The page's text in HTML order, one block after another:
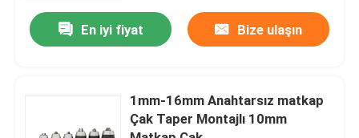
Bir teklif isteği
SK Alet Tutucu
En iyi fiyat Bize ulaşın
1mm-16mm Anahtarsız matkap
Çak Taper Montajlı 10mm